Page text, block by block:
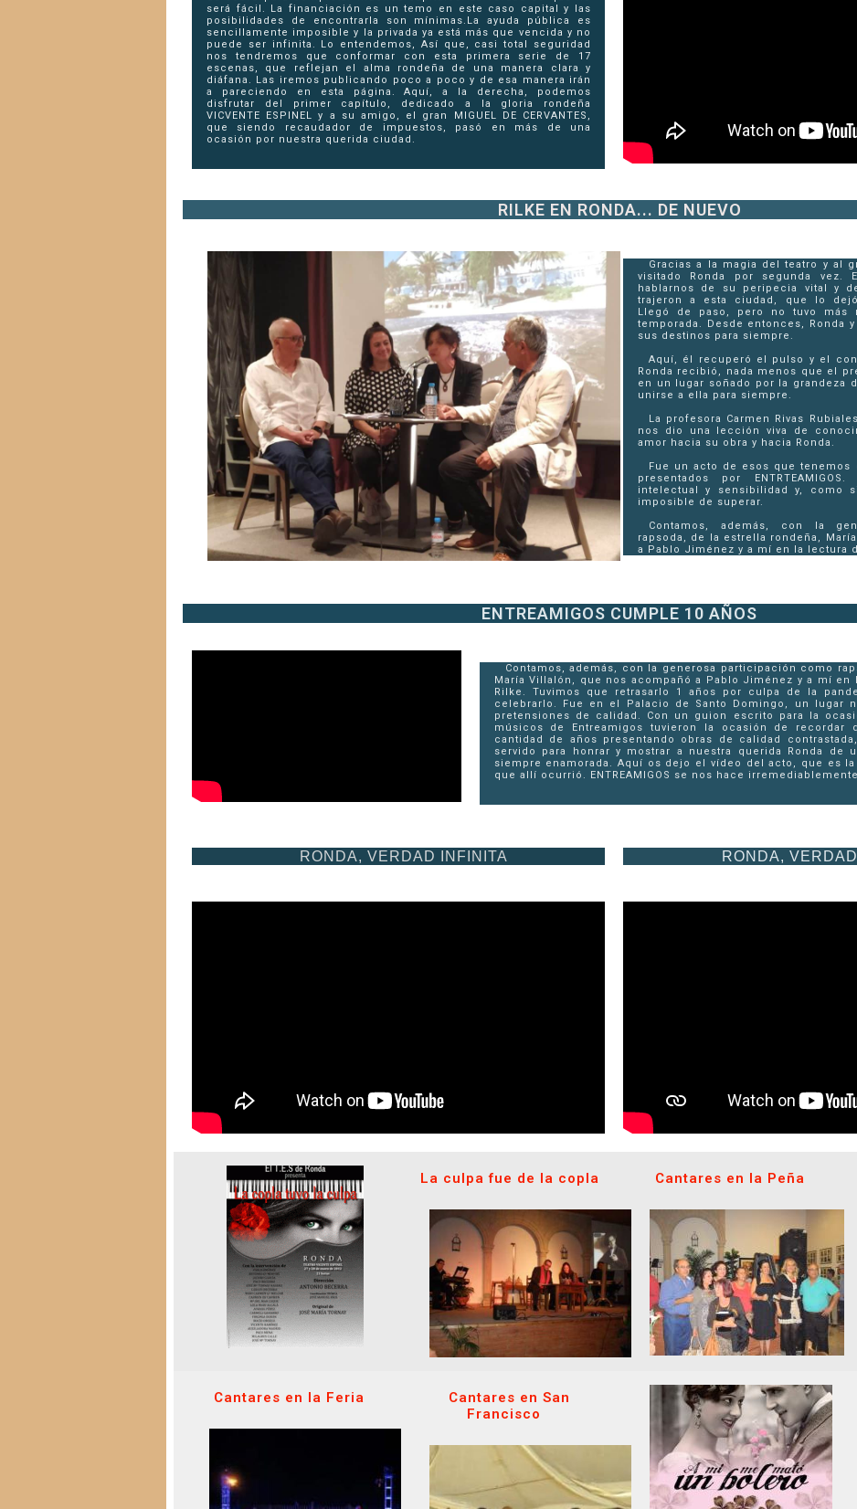
será fácil. La financiación es un temo en este caso capital y las
posibilidades de encontrarla son mínimas. La ayuda pública es
sencillamente imposible y la privada ya está más que vencida y no
puede ser infinita. Lo entendemos, Así que, casi total seguridad
nos tendremos que conformar con esta primera serie de 17
escenas, que reflejan el alma rondeña de una manera clara y
diáfana. Las iremos publicando poco a poco y de esa manera irán
a pareciendo en esta página. Aquí, a la derecha, podemos
disfrutar del primer capítulo, dedicado a la gloria rondeña
VICVENTE ESPINEL y a su amigo, el gran MIGUEL DE CERVANTES,
que siendo recaudador de impuestos, pasó en más de una
ocasión por nuestra querida ciudad.
RILKE EN RONDA... DE NUEVO
Gracias a la magia del teatro y al
visitado Ronda por segunda vez.
hablarnos de su peripecia vital y
trajeron a esta ciudad, que lo
Llegó de paso, pero no tuvo más
temporada. Desde entonces, Ronda
sus destinos para siempre.
Aquí, él recuperó el pulso y el
Ronda recibió, nada menos que el
en un lugar soñado por la grandeza
unirse a ella para siempre.
La profesora Carmen Rivas
nos dio una lección viva de
amor hacia su obra y hacia Ronda.
Fue un acto de esos que
presentados por
intelectual y sensibilidad y, como
imposible de superar.
Contamos, además, con la
rapsoda, de la estrella rondeña,
a Pablo Jiménez y a mí en la lectura
ENTREAMIGOS CUMPLE 10 AÑOS
Contamos, además, con la generosa participación como
María Villalón, que nos acompañó a Pablo Jiménez y a mí en
Rilke. Tuvimos que retrasarlo 1 años por culpa de la
celebrarlo. Fue en el Palacio de Santo Domingo, un lugar
pretensiones de calidad. Con un guion escrito para la
músicos de Entreamigos tuvieron la ocasión de recordar
cantidad de años presentando obras de calidad
servido para honrar y mostrar a nuestra querida Ronda de
siempre enamorada. Aquí os dejo el vídeo del acto, que es
que allí ocurrió. ENTREAMIGOS se nos hace
RONDA, VERDAD INFINITA RONDA,
La culpa fue de la copla Cantares en la Peña
Cantares en la Feria
Cantares en San
Francisco